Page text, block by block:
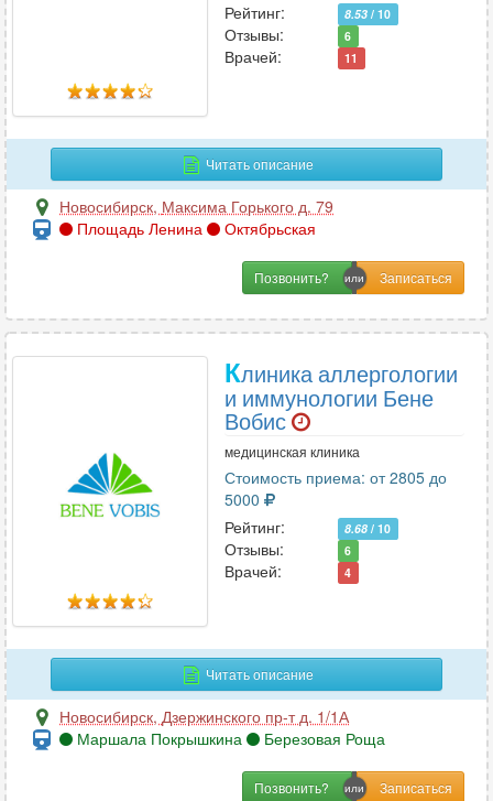
Рейтинг:
8.53 / 10
Отзывы: 6
Врачей: 11
Читать описание
Новосибирск, Максима Горького д. 79
Площадь Ленина
Октябрьская
Позвонить?
Клиника аллергологии
и иммунологии Бене
Вобис
медицинская клиника
Стоимость приема: от 2805 до
5000
Рейтинг:
8.68 / 10
Отзывы: 6
Врачей: 4
Читать описание
Новосибирск, Дзержинского пр-т д. 1/1А
Маршала Покрышкина
Березовая Роща
Позвонить?